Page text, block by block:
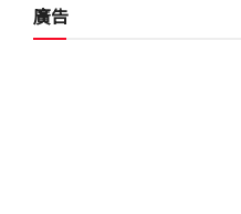
廣告